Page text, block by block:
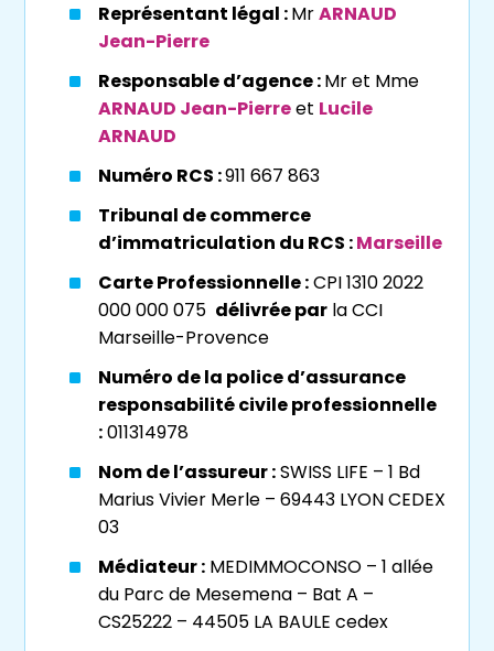
des principaux centres économiques et
financiers de la France.
ville de France en termes de population avec
plus d’un million d’habitants, se partagent un
territoire d’environ 600 kilomètres carrés.
Afin de profiter du climat méditerranéen, du
climat doux, des calanques et des plages de
la ville, acheter un bien enviager à
Marseille, vous permettra de réaliser un
placement financier
pérenne, notamment
sur lesbiens immobiliers anciens .
La mission de votre agence
de viager sur Marseille
Votreagence Viagimmo Marseille
votre écoute pour vous aider à mener à bien
votre projet devente en viager. Nous
sommes exclusivement et résolument dédiés
Notre mission est de vous conseiller sur les
meilleures solutions :viager occupéou
Représentant légal :MrARNAUD
Jean-Pierre
Responsable d’agence :Mr et Mme
ARNAUD Jean-Pierreet Lucile
ARNAUD
Numéro RCS :911 667 863
Tribunal de commerce
d’immatriculation du RCS :Marseille
Carte Professionnelle :CPI 1310 2022
000 000 075 délivrée par la CCI
Marseille-Provence
Numéro de la police d’assurance
responsabilité civile professionnelle
:011314978
Nom de l’assureur :SWISS LIFE – 1 Bd
Marius Vivier Merle – 69443 LYON CEDEX
03
Médiateur : MEDIMMOCONSO – 1 allée
du Parc de Mesemena – Bat A –
CS25222 – 44505 LA BAULE cedex